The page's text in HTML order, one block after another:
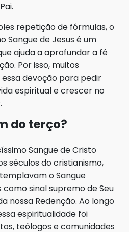
repetição de fórmulas, o
Sangue de Jesus é um
ajuda a aprofundar a fé
Por isso, muitos
devoção para pedir
espiritual e crescer no
do terço?
Sangue de Cristo
séculos do cristianismo,
o Sangue
sinal supremo de Seu
nossa Redenção. Ao longo
espiritualidade foi
teólogos e comunidades